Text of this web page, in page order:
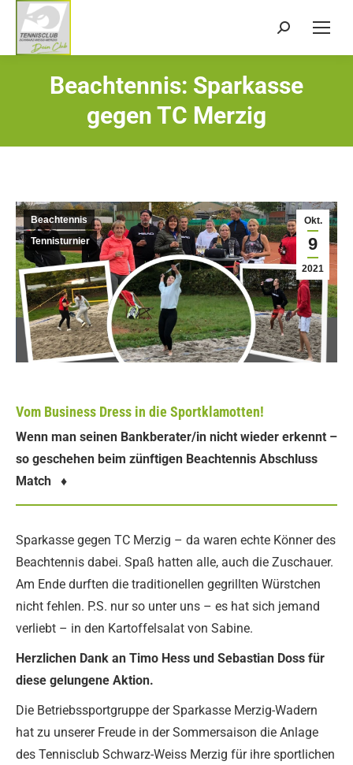
Search:
Beachtennis: Sparkasse
gegen TC Merzig
Sie befinden sich hier:
Okt.
9
2021
Beachtennis
Tennisturnier
Vom Business Dress in die Sportklamotten!
Wenn man seinen Bankberater/in nicht wieder erkennt –
so geschehen beim zünftigen Beachtennis Abschluss
Match ♦
Sparkasse gegen TC Merzig – da waren echte Könner des
Beachtennis dabei. Spaß hatten alle, auch die Zuschauer.
Am Ende durften die traditionellen gegrillten Würstchen
nicht fehlen. P.S. nur so unter uns – es hat sich jemand
verliebt – in den Kartoffelsalat von Sabine.
Herzlichen Dank an Timo Hess und Sebastian Doss für
diese gelungene Aktion.
Die Betriebssportgruppe der Sparkasse Merzig-Wadern
hat zu unserer Freude in der Sommersaison die Anlage
des Tennisclub Schwarz-Weiss Merzig für ihre sportlichen